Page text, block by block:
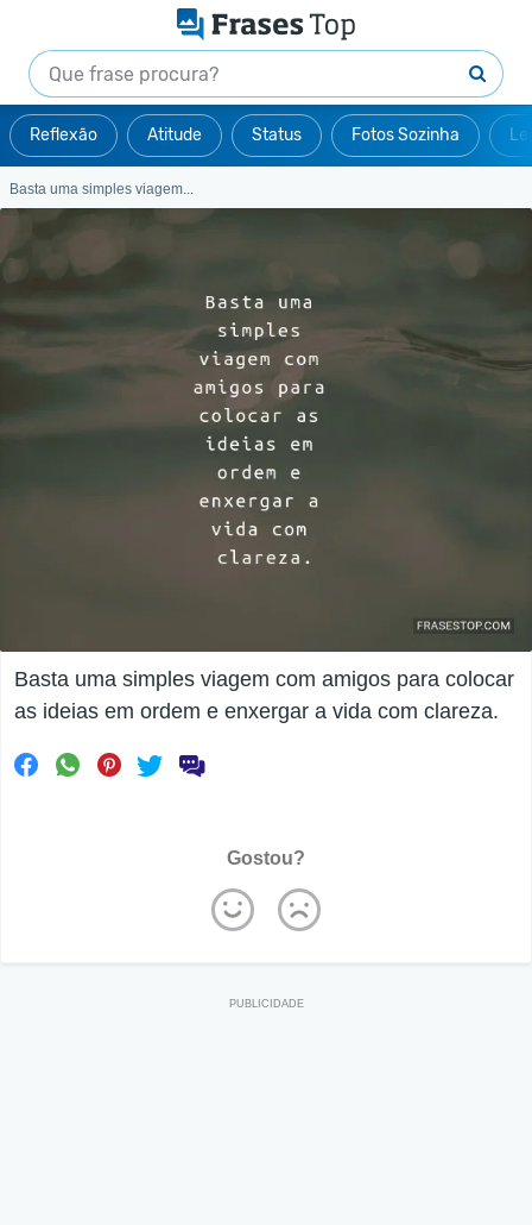
Reflexão Atitude Status Fotos Sozinha
Basta uma simples viagem...
Basta uma simples viagem com amigos para colocar
as ideias em ordem e enxergar a vida com clareza.
Gostou?